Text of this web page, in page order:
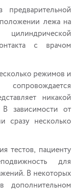
положении лежа на
с врачом
режимов и
никакой
В зависимости от
сразу несколько
тестов, пациенту
для
В некоторых
дополнительном